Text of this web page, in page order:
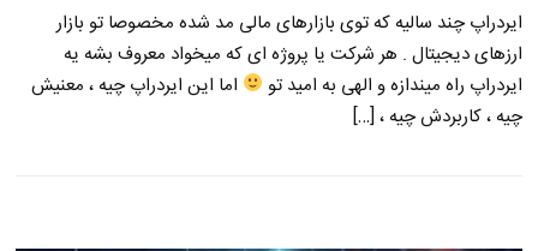
ایردراپ چند سالیه که توی بازارهای مالی مد شده مخصوصا تو بازار
ارزهای دیجیتال . هر شرکت یا پروژه ای که میخواد معروف بشه یه
ایردراپ راه میندازه و الهی به امید تو
اما این ایردراپ چیه ، معنیش
چیه ، کاربردش چیه ، […]